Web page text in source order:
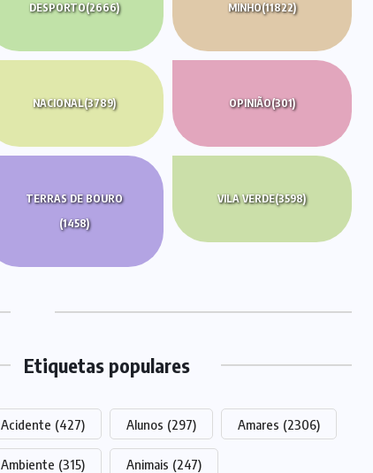
DESPORTO(2666) MINHO(11822)
NACIONAL(3789) OPINIÃO(301)
TERRAS DE BOURO
(1458)
VILA VERDE(3598)
Etiquetas populares
Acidente (427) Alunos (297) Amares (2306)
Ambiente (315) Animais (247)